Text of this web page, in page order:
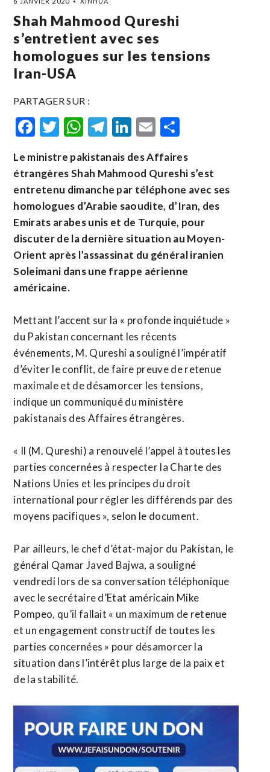
Shah Mahmood Qureshi
s’entretient avec ses
homologues sur les tensions
Iran-USA
PARTAGER SUR :
Facebook
Twitter
WhatsApp
Telegram
LinkedIn
Email
Le ministre pakistanais des Affaires
étrangères Shah Mahmood Qureshi s’est
entretenu dimanche par téléphone avec ses
homologues d’Arabie saoudite, d’Iran, des
Emirats arabes unis et de Turquie, pour
discuter de la dernière situation au Moyen-
Orient après l’assassinat du général iranien
Soleimani dans une frappe aérienne
américaine.
Mettant l’accent sur la « profonde inquiétude »
du Pakistan concernant les récents
événements, M. Qureshi a souligné l’impératif
d’éviter le conflit, de faire preuve de retenue
maximale et de désamorcer les tensions,
indique un communiqué du ministère
pakistanais des Affaires étrangères.
« Il (M. Qureshi) a renouvelé l’appel à toutes les
parties concernées à respecter la Charte des
Nations Unies et les principes du droit
international pour régler les différends par des
moyens pacifiques », selon le document.
Par ailleurs, le chef d’état-major du Pakistan, le
général Qamar Javed Bajwa, a souligné
vendredi lors de sa conversation téléphonique
avec le secrétaire d’Etat américain Mike
Pompeo, qu’il fallait « un maximum de retenue
et un engagement constructif de toutes les
parties concernées » pour désamorcer la
situation dans l’intérêt plus large de la paix et
de la stabilité.